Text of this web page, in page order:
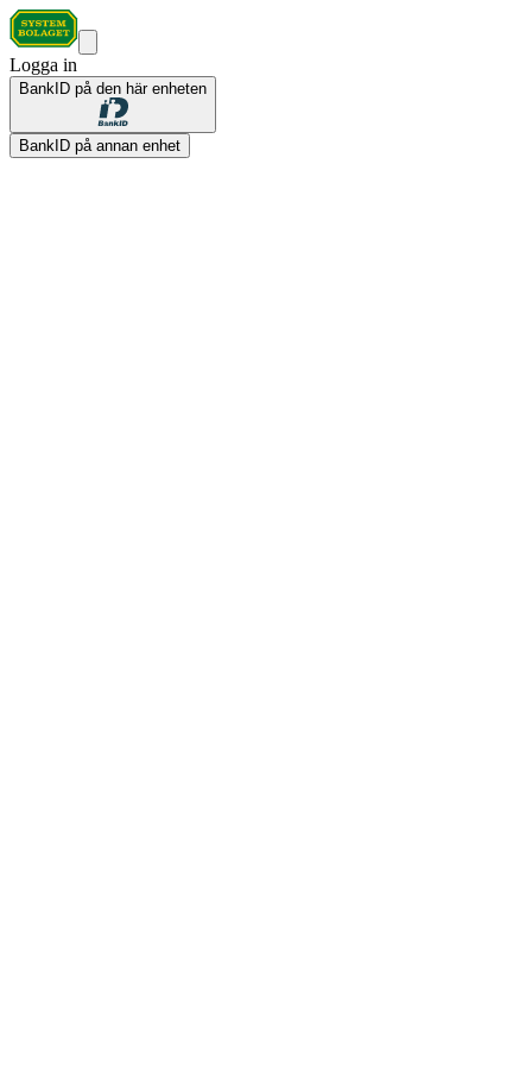
Logga in
BankID på den här enheten
BankID på annan enhet